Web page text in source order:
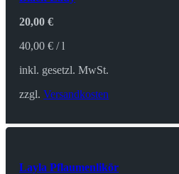
20,00€
40,00€ /l
inkl. gesetzl. MwSt.
zzgl.Versandkosten
Layla Pflaumenlikör